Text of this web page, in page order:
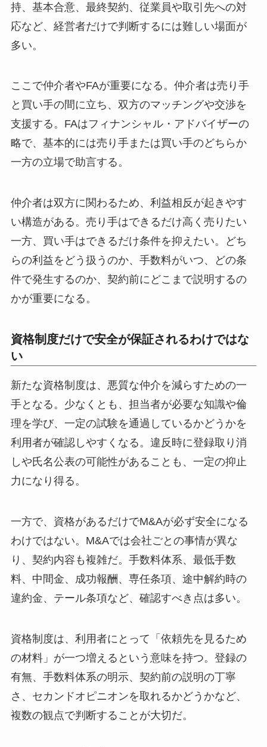
持、基本合意、最終契約、従業員や取引先への対
応など、経営者だけで判断するには難しい場面が
多い。
ここで仲介者やFAが重要になる。仲介者は売り手
と買い手の間に立ち、双方のマッチングや交渉を
支援する。FAはフィナンシャル・アドバイザーの
略で、基本的には売り手または買い手のどちらか
一方の立場で助言する。
仲介者は双方に関わるため、利益相反が起きやす
い構造がある。売り手はできるだけ高く売りたい
一方、買い手はできるだけ条件を抑えたい。どち
らの利益をどう扱うのか、手数料がいつ、どの条
件で発生するのか、契約前にどこまで説明するの
かが重要になる。
資格制度だけで安全が保証されるわけではな
い
新たな資格制度は、悪質な仲介を減らすための一
手となる。少なくとも、担当者が必要な知識や倫
理を学び、一定の試験を通過しているかどうかを
利用者が確認しやすくなる。違反時に登録取り消
しや氏名公表の可能性があることも、一定の抑止
力になり得る。
一方で、資格があるだけでM&Aが必ず安全になる
わけではない。M&Aでは会社ごとの事情が異な
り、契約内容も複雑だ。手数料体系、最低手数
料、中間金、成功報酬、専任条項、途中解約時の
違約金、テール条項など、確認すべき点は多い。
資格制度は、利用者にとって「依頼先を見るため
の材料」が一つ増えるという意味を持つ。登録の
有無、手数料体系の明示、契約前の説明の丁寧
さ、セカンドオピニオンを取れるかどうかなど、
複数の観点で判断することが大切だ。